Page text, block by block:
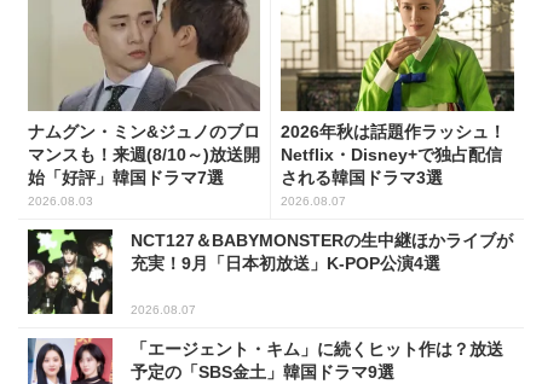
ナムグン・ミン&ジュノのブロ
マンスも！来週(8/10～)放送開
始「好評」韓国ドラマ7選
2026.08.03
2026年秋は話題作ラッシュ！
Netflix・Disney+で独占配信
される韓国ドラマ3選
2026.08.07
NCT127＆BABYMONSTERの生中継ほかライブが
充実！9月「日本初放送」K-POP公演4選
2026.08.07
「エージェント・キム」に続くヒット作は？放送
予定の「SBS金土」韓国ドラマ9選